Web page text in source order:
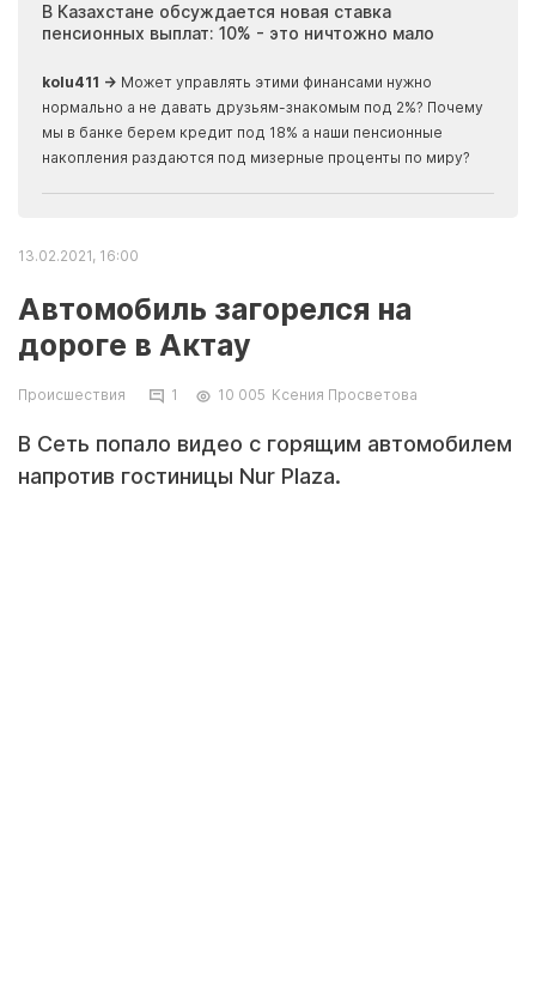
В Казахстане обсуждается новая ставка
пенсионных выплат: 10% - это ничтожно мало
kolu411 → Может управлять этими финансами нужно
нормально а не давать друзьям-знакомым под 2%? Почему
мы в банке берем кредит под 18% а наши пенсионные
накопления раздаются под мизерные проценты по миру?
13.02.2021, 16:00
Автомобиль загорелся на
дороге в Актау
Происшествия 1 10 005 Ксения Просветова
В Сеть попало видео с горящим автомобилем
напротив гостиницы Nur Plaza.